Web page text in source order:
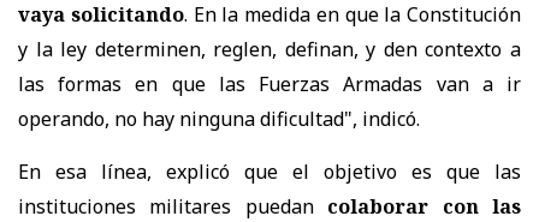
vaya solicitando. En la medida en que la Constitución
y la ley determinen, reglen, definan, y den contexto a
las formas en que las Fuerzas Armadas van a ir
operando, no hay ninguna dificultad", indicó.
En esa línea, explicó que el objetivo es que las
instituciones militares puedan colaborar con las